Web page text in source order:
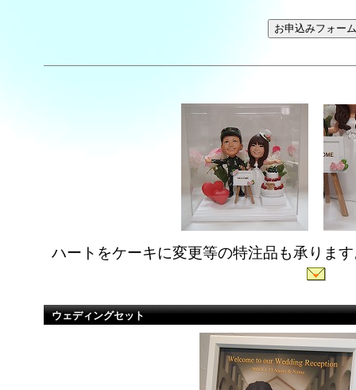
ハートをケーキに変更等の特注品も承りま
ウェディングセット